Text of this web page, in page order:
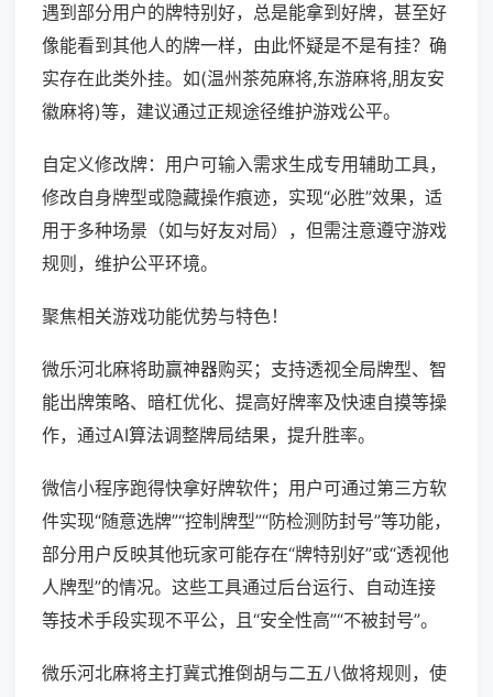
遇到部分用户的牌特别好，总是能拿到好牌，甚至好
像能看到其他人的牌一样，由此怀疑是不是有挂？确
实存在此类外挂。如(温州茶苑麻将,东游麻将,朋友安
徽麻将)等，建议通过正规途径维护游戏公平。
自定义修改牌：用户可输入需求生成专用辅助工具，
修改自身牌型或隐藏操作痕迹，实现“必胜”效果，适
用于多种场景（如与好友对局），但需注意遵守游戏
规则，维护公平环境。
聚焦相关游戏功能优势与特色！
微乐河北麻将助赢神器购买；支持透视全局牌型、智
能出牌策略、暗杠优化、提高好牌率及快速自摸等操
作，通过AI算法调整牌局结果，提升胜率。
微信小程序跑得快拿好牌软件；用户可通过第三方软
件实现“随意选牌”“控制牌型”“防检测防封号”等功能，
部分用户反映其他玩家可能存在“牌特别好”或“透视他
人牌型”的情况。这些工具通过后台运行、自动连接
等技术手段实现不平公，且“安全性高”“不被封号”。
微乐河北麻将主打冀式推倒胡与二五八做将规则，使